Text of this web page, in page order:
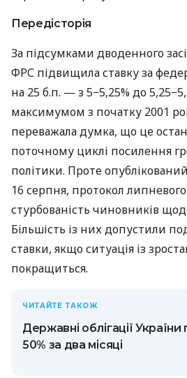
Передісторія
За підсумками дводенного
ФРС підвищила ставку за
на 25 б.п. — з 5−5,25% до
максимумом з початку 2001
переважала думка, що це
поточному циклі посилення
політики. Проте
16 серпня, протокол
стурбованість чиновників
Більшість із них допустили
ставки, якщо ситуація із
покращиться.
ЧИТАЙТЕ ТАКОЖ
Державні облігації
50% за два місяці